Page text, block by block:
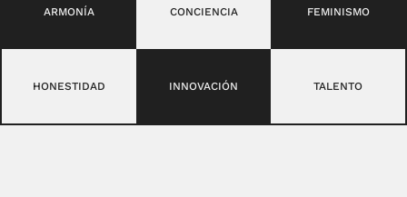
ARMONÍA CONCIENCIA FEMINISMO
HONESTIDAD INNOVACIÓN TALENTO